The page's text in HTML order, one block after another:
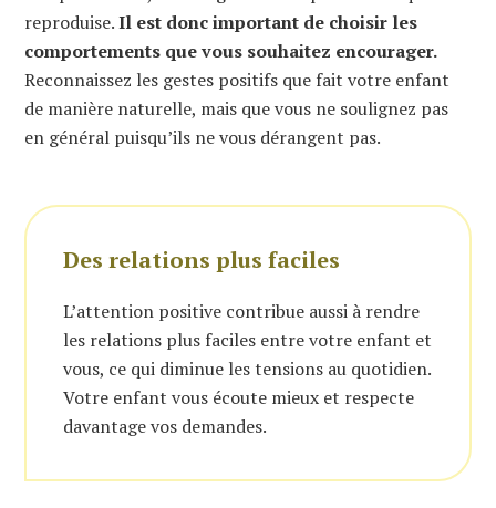
reproduise.Il est donc important de choisir les
comportements que vous souhaitez encourager.
Reconnaissez les gestes positifs que fait votre enfant
de manière naturelle, mais que vous ne soulignez pas
en général puisqu’ils ne vous dérangent pas.
Des relations plus faciles
L’attention positive contribue aussi à rendre
les relations plus faciles entre votre enfant et
vous, ce qui diminue les tensions au quotidien.
Votre enfant vous écoute mieux et respecte
davantage vos demandes.